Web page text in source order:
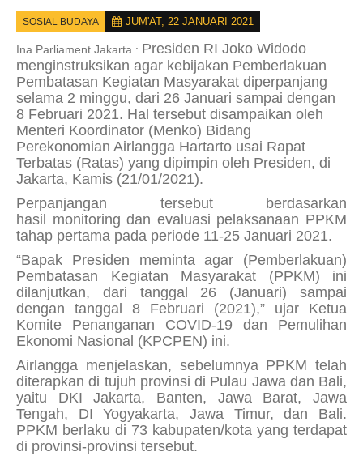
SOSIAL BUDAYA JUM'AT, 22 JANUARI 2021
Ina Parliament Jakarta : Presiden RI Joko Widodo
menginstruksikan agar kebijakan Pemberlakuan
Pembatasan Kegiatan Masyarakat diperpanjang
selama 2 minggu, dari 26 Januari sampai dengan
8 Februari 2021. Hal tersebut disampaikan oleh
Menteri Koordinator (Menko) Bidang
Perekonomian Airlangga Hartarto usai Rapat
Terbatas (Ratas) yang dipimpin oleh Presiden, di
Jakarta, Kamis (21/01/2021).
Perpanjangan tersebut berdasarkan
hasil monitoring dan evaluasi pelaksanaan PPKM
tahap pertama pada periode 11-25 Januari 2021.
“Bapak Presiden meminta agar (Pemberlakuan)
Pembatasan Kegiatan Masyarakat (PPKM) ini
dilanjutkan, dari tanggal 26 (Januari) sampai
dengan tanggal 8 Februari (2021),” ujar Ketua
Komite Penanganan COVID-19 dan Pemulihan
Ekonomi Nasional (KPCPEN) ini.
Airlangga menjelaskan, sebelumnya PPKM telah
diterapkan di tujuh provinsi di Pulau Jawa dan Bali,
yaitu DKI Jakarta, Banten, Jawa Barat, Jawa
Tengah, DI Yogyakarta, Jawa Timur, dan Bali.
PPKM berlaku di 73 kabupaten/kota yang terdapat
di provinsi-provinsi tersebut.